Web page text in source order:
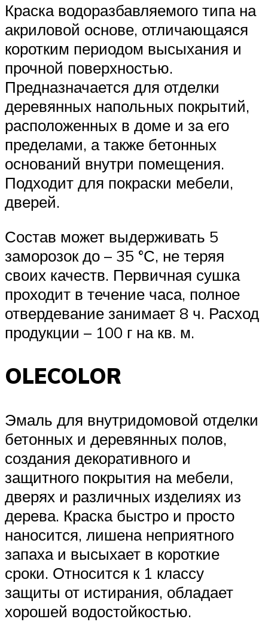
Краска водоразбавляемого типа на
акриловой основе, отличающаяся
коротким периодом высыхания и
прочной поверхностью.
Предназначается для отделки
деревянных напольных покрытий,
расположенных в доме и за его
пределами, а также бетонных
оснований внутри помещения.
Подходит для покраски мебели,
дверей.
Состав может выдерживать 5
заморозок до – 35 °С, не теряя
своих качеств. Первичная сушка
проходит в течение часа, полное
отвердевание занимает 8 ч. Расход
продукции – 100 г на кв. м.
OLECOLOR
Эмаль для внутридомовой отделки
бетонных и деревянных полов,
создания декоративного и
защитного покрытия на мебели,
дверях и различных изделиях из
дерева. Краска быстро и просто
наносится, лишена неприятного
запаха и высыхает в короткие
сроки. Относится к 1 классу
защиты от истирания, обладает
хорошей водостойкостью.